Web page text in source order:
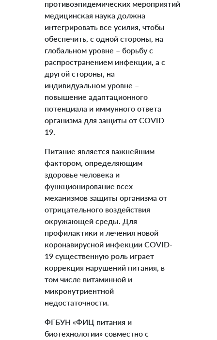
противоэпидемических мероприятий
медицинская наука должна
интегрировать все усилия, чтобы
обеспечить, с одной стороны, на
глобальном уровне – борьбу с
распространением инфекции, а с
другой стороны, на
индивидуальном уровне –
повышение адаптационного
потенциала и иммунного ответа
организма для защиты от COVID-
19.
Питание является важнейшим
фактором, определяющим
здоровье человека и
функционирование всех
механизмов защиты организма от
отрицательного воздействия
окружающей среды. Для
профилактики и лечения новой
коронавирусной инфекции COVID-
19 существенную роль играет
коррекция нарушений питания, в
том числе витаминной и
микронутриентной
недостаточности.
ФГБУН «ФИЦ питания и
биотехнологии» совместно с